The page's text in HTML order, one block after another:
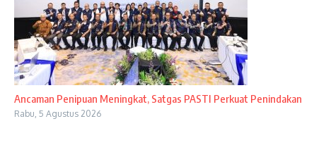
Ancaman Penipuan Meningkat, Satgas PASTI Perkuat Penindakan
Rabu, 5 Agustus 2026